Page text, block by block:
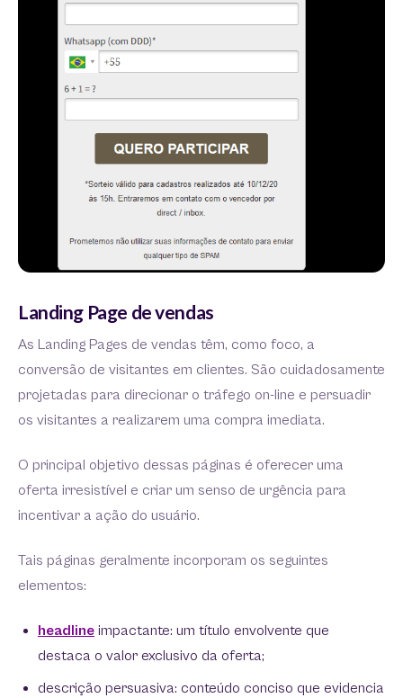
Landing Page de vendas
As Landing Pages de vendas têm, como foco, a
conversão de visitantes em clientes. São cuidadosamente
projetadas para direcionar o tráfego on-line e persuadir
os visitantes a realizarem uma compra imediata.
O principal objetivo dessas páginas é oferecer uma
oferta irresistível e criar um senso de urgência para
incentivar a ação do usuário.
Tais páginas geralmente incorporam os seguintes
elementos:
headline impactante: um título envolvente que
destaca o valor exclusivo da oferta;
descrição persuasiva: conteúdo conciso que evidencia